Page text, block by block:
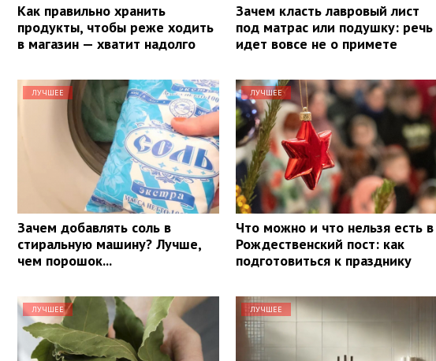
Как правильно хранить
продукты, чтобы реже ходить
в магазин — хватит надолго
Зачем класть лавровый лист
под матрас или подушку: речь
идет вовсе не о примете
ЛУЧШЕЕ
Зачем добавлять соль в
стиральную машину? Лучше,
чем порошок...
ЛУЧШЕЕ
Что можно и что нельзя есть в
Рождественский пост: как
подготовиться к празднику
ЛУЧШЕЕ ЛУЧШЕЕ